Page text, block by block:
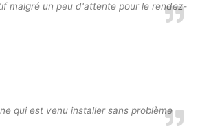
malgré un peu d'attente pour le rendez-
qui est venu installer sans problème